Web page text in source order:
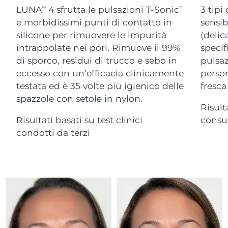
LUNATM 4 sfrutta le pulsazioni T-SonicTM
e morbidissimi punti di contatto in
silicone per rimuovere le impurità
intrappolate nei pori. Rimuove il 99%
di sporco, residui di trucco e sebo in
eccesso con un’efficacia clinicamente
testata ed è 35 volte più igienico delle
spazzole con setole in nylon.
Risultati basati su test clinici
condotti da terzi
3 tipi
For healthy hair
18% PAP
Cosmetici Uomini
Vedi tutto
APP FOREO
Israele Consegna stimata 8/14/26
Italia Consegna stimata 8/10/26
Giappone Consegna stimata 8/13/26
Jersey Consegna stimata 8/15/26
8/12/26
Kuwait
Libano Consegna stimata8/11/26
Lituania Consegna stimata 8/10/26